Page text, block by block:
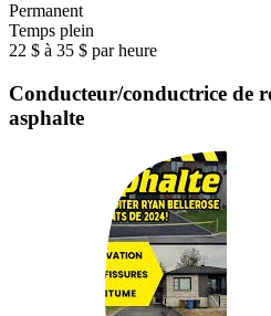
Permanent
Temps plein
22 $ à 35 $ par heure
Conducteur/conductrice de
asphalte